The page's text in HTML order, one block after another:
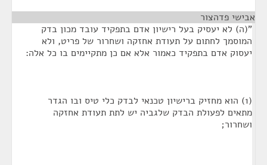
אבישי פדהצור
"(ה) לא יעסיק בעל רישיון אדם בתפקיד עובד מכון בדק
המוסמך לחתום על תעודת אחזקה ושחרור של פריט, ולא
יעסוק אדם בתפקיד כאמור אלא אם כן מתקיימים בו כל אלה:
(1) הוא מחזיק ברישיון טכנאי לבדק כלי טיס ובו הגדר
מתאים לפעולת הבדק שלגביה יש לתת תעודת אחזקה
ושחרור;